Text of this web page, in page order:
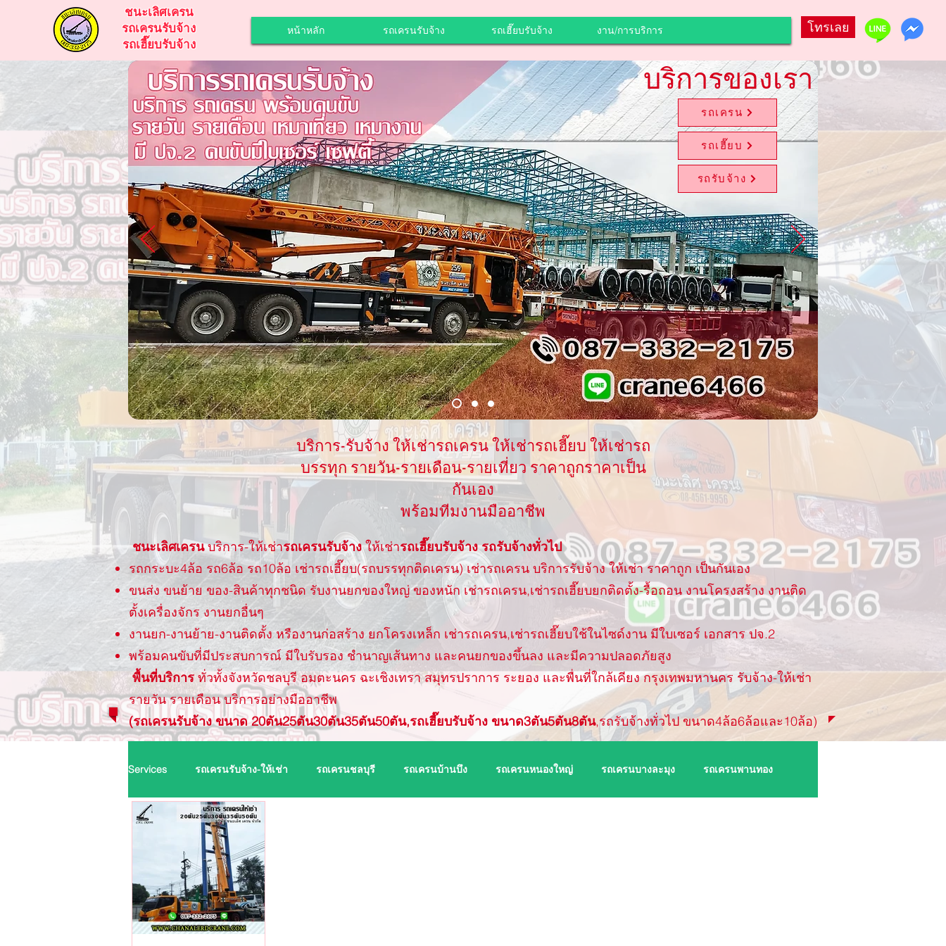
ชนะเลิศเครน
รถเครนรับจ้าง
รถเฮี๊ยบรับจ้าง
หน้าหลัก รถเครนรับจ้าง รถเฮี๊ยบรับจ้าง งาน/การบริการ โทรเลย
บริการของเรา
รถเครน
รถเฮี๊ยบ
รถรับจ้าง
บริการ-รับจ้าง ให้เช่ารถเครน ให้เช่ารถเฮี๊ยบ ให้เช่ารถ
บรรทุก รายวัน-รายเดือน-รายเที่ยว ราคาถูกราคาเป็น
กันเอง
พร้อมทีมงานมืออาชีพ
ชนะเลิศเครน​บริการ-ให้เช่ารถเครนรับจ้างให้เช่ารถเฮี๊ยบรับจ้าง รถรับจ้างทั่วไป
รถกระบะ4ล้อ รถ6ล้อ รถ10ล้อ เช่ารถเฮี๊ยบ(รถบรรทุกติดเครน) เช่ารถเครน บริการรับจ้าง ให้เช่า ราคาถูก เป็นกันเอง
ขนส่ง ขนย้าย ของ-สินค้าทุกชนิด รับงานยกของใหญ่ ของหนัก เช่ารถเครน,เช่ารถเฮี๊ยบยกติดตั้ง-รื้อถอน งานโครงสร้าง งานติด
ตั้งเครื่องจักร งานยกอื่นๆ
งานยก-งานย้าย-งานติดตั้ง หรืองานก่อสร้าง ยกโครงเหล็ก เช่ารถเครน,เช่ารถเฮี๊ยบใช้ในไซด์งาน มีใบเซอร์ เอกสาร ปจ.2
พร้อมคนขับที่มีประสบการณ์ มีใบรับรอง ชำนาญเส้นทาง และคนยกของขึ้นลง และมีความปลอดภัยสูง
พื้นที่บริการ ทั่วทั้งจังหวัดชลบุรี อมตะนคร ฉะเชิงเทรา สมุทรปราการ ระยอง และพื่นที่ใกล้เคียง กรุงเทพมหานคร รับจ้าง-ให้เช่า
รายวัน รายเดือน บริการอย่างมืออาชีพ
(รถเครนรับจ้าง ขนาด 20ตัน25ตัน30ตัน35ตัน50ตัน,รถเฮี๊ยบรับจ้าง ขนาด3ตัน5ตัน8ตัน,รถรับจ้างทั่วไป ขนาด4ล้อ6ล้อและ10ล้อ)
Services รถเครนรับจ้าง-ให้เช่า รถเครนชลบุรี รถเครนบ้านบึง รถเครนหนองใหญ่ รถเครนบางละมุง รถเครนพานทอง
รถเครนพนัสนิคม รถเครนศรีราชา
รถเครนบ้านค่าย รถเครนนิคมพัฒนา
รถเครนบางคล้า รถเครนพนมสารคาม